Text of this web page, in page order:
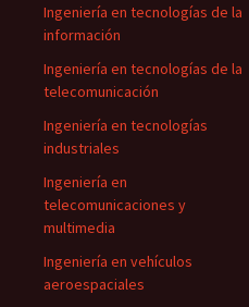
Ingeniería en tecnologías de la
información
Ingeniería en tecnologías de la
telecomunicación
Ingeniería en tecnologías
industriales
Ingeniería en
telecomunicaciones y
multimedia
Ingeniería en vehículos
aeroespaciales